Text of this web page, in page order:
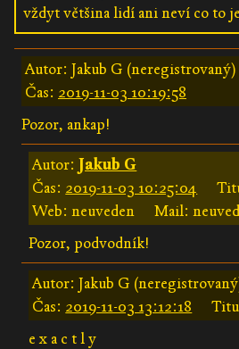
vždyt většina lidí ani neví co to
Autor: Jakub G (neregistrovaný)
Čas: 2019-11-03 10:19:58
Pozor, ankap!
Autor:Jakub G
Čas: 2019-11-03 10:25:04
Web: neuveden
Mail:
Pozor, podvodník!
Autor: Jakub G
Čas: 2019-11-03 13:12:18
e x a c t l y